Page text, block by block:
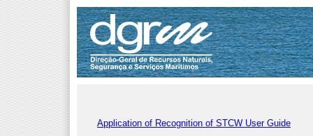
Application of Recognition of STCW User Guide